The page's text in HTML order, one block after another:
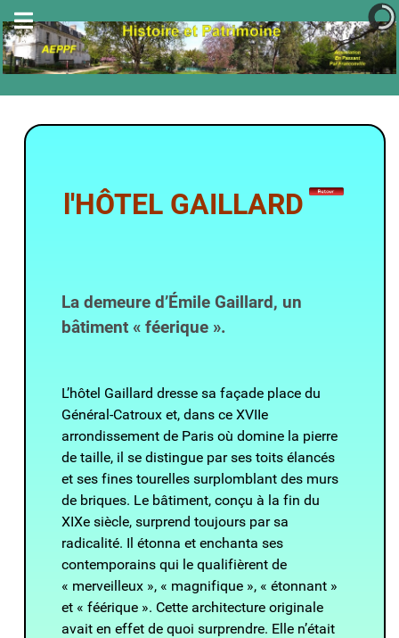
l'HÔTEL GAILLARD
La demeure d’Émile Gaillard, un
bâtiment « féerique ».
L’hôtel Gaillard dresse sa façade place du
Général-Catroux et, dans ce XVIIe
arrondissement de Paris où domine la pierre
de taille, il se distingue par ses toits élancés
et ses fines tourelles surplomblant des murs
de briques. Le bâtiment, conçu à la fin du
XIXe siècle, surprend toujours par sa
radicalité. Il étonna et enchanta ses
contemporains qui le qualifièrent de
« merveilleux », « magnifique », « étonnant »
et « féérique ». Cette architecture originale
avait en effet de quoi surprendre. Elle n’était